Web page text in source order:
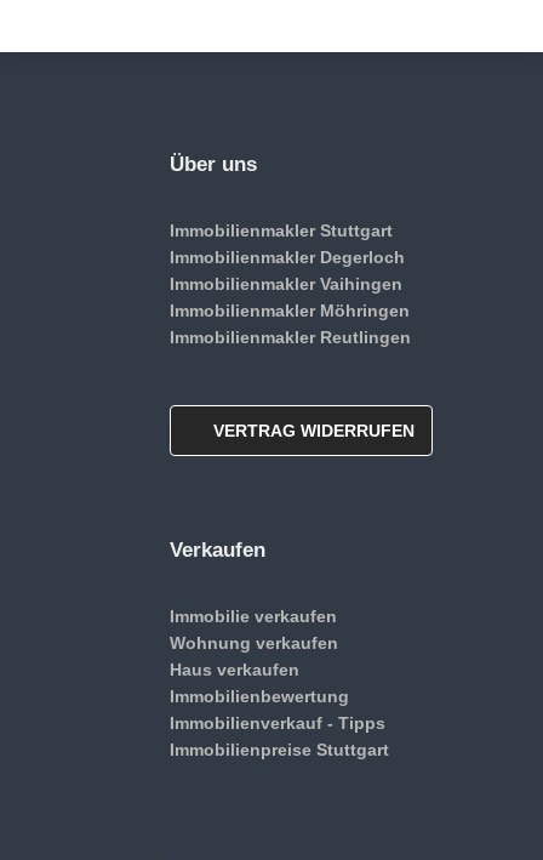
Über uns
Immobilienmakler Stuttgart
Immobilienmakler Degerloch
Immobilienmakler Vaihingen
Immobilienmakler Möhringen
Immobilienmakler Reutlingen
VERTRAG WIDERRUFEN
Verkaufen
Immobilie verkaufen
Wohnung verkaufen
Haus verkaufen
Immobilienbewertung
Immobilienverkauf - Tipps
Immobilienpreise Stuttgart